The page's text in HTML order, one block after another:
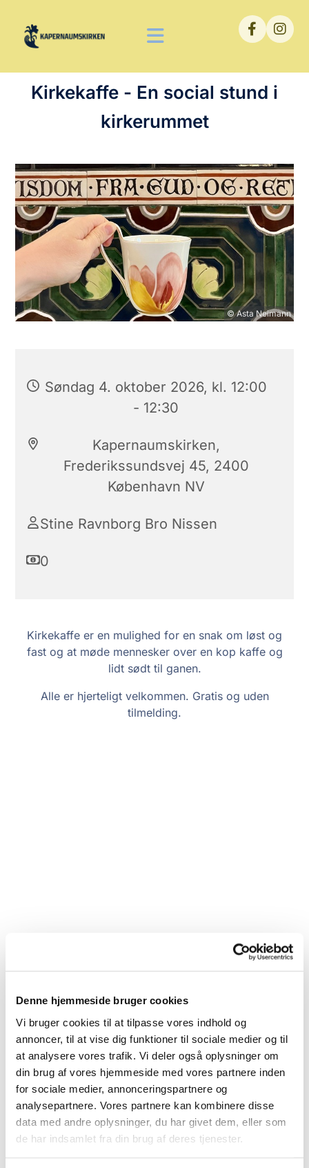
Denne hjemmeside bruger cookies
Vi bruger cookies til at tilpasse vores indhold og
annoncer, til at vise dig funktioner til sociale medier og til
at analysere vores trafik. Vi deler også oplysninger om
din brug af vores hjemmeside med vores partnere inden
for sociale medier, annonceringspartnere og
analysepartnere. Vores partnere kan kombinere disse
data med andre oplysninger, du har givet dem, eller som
de har indsamlet fra din brug af deres tjenester.
Kirkekaffe - En social stund i
kirkerummet
© Asta Neimann
Søndag 4. oktober 2026, kl. 12:00
- 12:30
Kapernaumskirken,
Frederikssundsvej 45, 2400
København NV
Stine Ravnborg Bro Nissen
0
Kirkekaffe er en mulighed for en snak om løst og
fast og at møde mennesker over en kop kaffe og
lidt sødt til ganen.
Alle er hjerteligt velkommen. Gratis og uden
tilmelding.
Du vil måske også kunne
lide...